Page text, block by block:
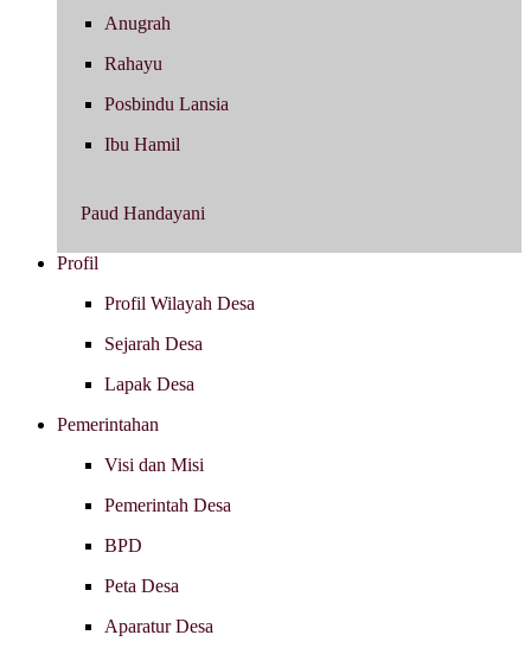
Anugrah
Rahayu
Posbindu Lansia
Ibu Hamil
Paud Handayani
Profil
Profil Wilayah Desa
Sejarah Desa
Lapak Desa
Pemerintahan
Visi dan Misi
Pemerintah Desa
BPD
Peta Desa
Aparatur Desa